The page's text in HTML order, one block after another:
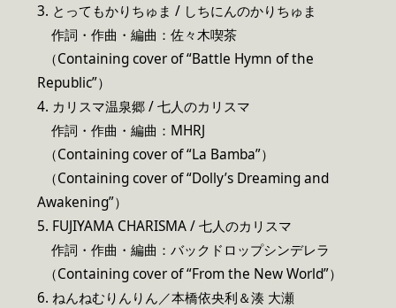
3. とってもかりちゅま / しちにんのかりちゅま
作詞・作曲・編曲：佐々木喫茶
（Containing cover of “Battle Hymn of the
Republic”）
4. カリスマ温泉郷 / 七人のカリスマ
作詞・作曲・編曲：MHRJ
（Containing cover of “La Bamba”）
（Containing cover of “Dolly’s Dreaming and
Awakening”）
5. FUJIYAMA CHARISMA / 七人のカリスマ
作詞・作曲・編曲：バックドロップシンデレラ
（Containing cover of “From the New World”）
6. ねんねむりんりん／本橋依央利＆湊 大瀬